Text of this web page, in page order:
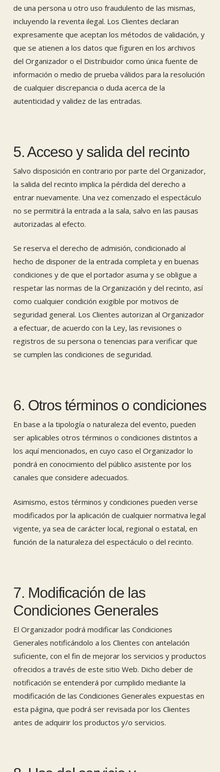
de una persona u otro uso fraudulento de las mismas,
incluyendo la reventa ilegal. Los Clientes declaran
expresamente que aceptan los métodos de validación, y
que se atienen a los datos que figuren en los archivos
del Organizador o el Distribuidor como única fuente de
información o medio de prueba válidos para la resolución
de cualquier discrepancia o duda acerca de la
autenticidad y validez de las entradas.
5. Acceso y salida del recinto
Salvo disposición en contrario por parte del Organizador,
la salida del recinto implica la pérdida del derecho a
entrar nuevamente. Una vez comenzado el espectáculo
no se permitirá la entrada a la sala, salvo en las pausas
autorizadas al efecto.
Se reserva el derecho de admisión, condicionado al
hecho de disponer de la entrada completa y en buenas
condiciones y de que el portador asuma y se obligue a
respetar las normas de la Organización y del recinto, así
como cualquier condición exigible por motivos de
seguridad general. Los Clientes autorizan al Organizador
a efectuar, de acuerdo con la Ley, las revisiones o
registros de su persona o tenencias para verificar que
se cumplen las condiciones de seguridad.
6. Otros términos o condiciones
En base a la tipología o naturaleza del evento, pueden
ser aplicables otros términos o condiciones distintos a
los aquí mencionados, en cuyo caso el Organizador lo
pondrá en conocimiento del público asistente por los
canales que considere adecuados.
Asimismo, estos términos y condiciones pueden verse
modificados por la aplicación de cualquier normativa legal
vigente, ya sea de carácter local, regional o estatal, en
función de la naturaleza del espectáculo o del recinto.
7. Modificación de las
Condiciones Generales
El Organizador podrá modificar las Condiciones
Generales notificándolo a los Clientes con antelación
suficiente, con el fin de mejorar los servicios y productos
ofrecidos a través de este sitio Web. Dicho deber de
notificación se entenderá por cumplido mediante la
modificación de las Condiciones Generales expuestas en
esta página, que podrá ser revisada por los Clientes
antes de adquirir los productos y/o servicios.